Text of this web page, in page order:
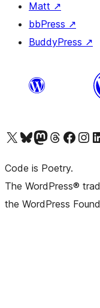
Matt ↗
bbPress ↗
BuddyPress ↗
Bezoek ons X (voorheen Twitter) account
Bezoek onze Bluesky account
Bezoek ons Mastodon account
Bezoek onze Threads
Onze Bezoek
Code is Poetry.
The WordPress®
the WordPress